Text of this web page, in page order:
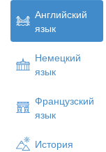
Английский
язык
Немецкий
язык
Французский
язык
История